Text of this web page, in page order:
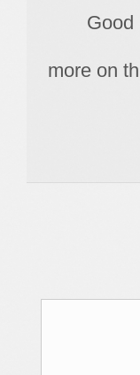
more